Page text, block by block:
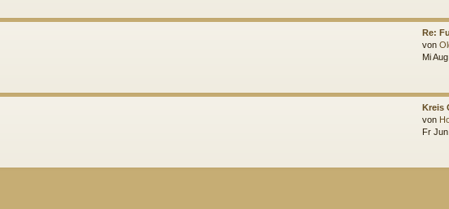
Re:
von
Mi
Kreis
von
Fr